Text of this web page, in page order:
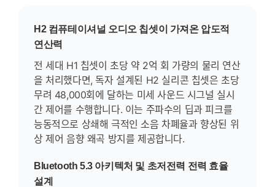
H2 컴퓨테이셔널 오디오 칩셋이 가져온 압도적
연산력
전 세대 H1 칩셋이 초당 약 2억 회 가량의 물리 연산
을 처리했다면, 독자 설계된 H2 실리콘 칩셋은 초당
무려 48,000회에 달하는 미세 사운드 시그널 실시
간 제어를 수행합니다. 이는 주파수의 딥과 피크를
능동적으로 상쇄해 극적인 소음 차폐율과 향상된 위
상 제어 음향 왜곡 방지를 제공합니다.
Bluetooth 5.3 아키텍처 및 초저전력 전력 효율
설계